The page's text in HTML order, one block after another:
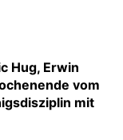
Hug, Erwin
vom
mit